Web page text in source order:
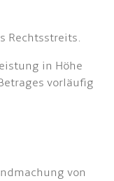
Rechtsstreits.
in Höhe
vorläufig
von